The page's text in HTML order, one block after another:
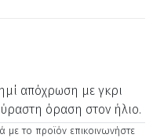
απόχρωση με γκρι
όραση στον ήλιο.
με το προϊόν επικοινωνήστε